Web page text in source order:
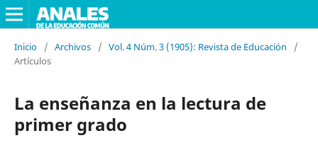
Inicio / Archivos / Vol. 4 Núm. 3 (1905): Revista de Educación
/
Artículos
La enseñanza en la lectura de
primer grado